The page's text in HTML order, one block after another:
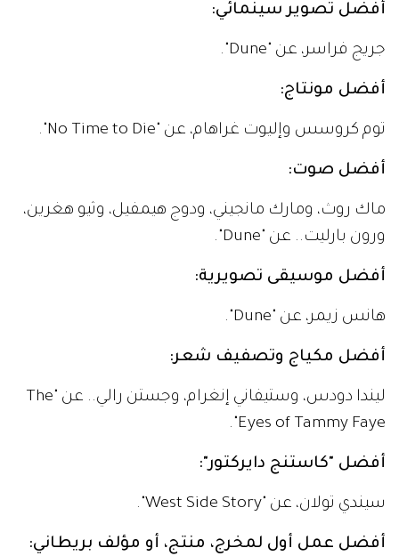
أفضل تصوير سينمائي:
جريج فراسر، عن "Dune".
أفضل مونتاج:
توم كروسس وإليوت غراهام، عن "No Time to Die".
أفضل صوت:
ماك روث، ومارك مانجيني، ودوج هيمفيل، وثيو هغرين،
ورون بارليت.. عن "Dune".
أفضل موسيقى تصويرية:
هانس زيمر، عن "Dune".
أفضل مكياج وتصفيف شعر:
ليندا دودس، وستيفاني إنغرام، وجستن رالي.. عن "The
Eyes of Tammy Faye".
أفضل "كاستنج دايركتور":
سيندي تولان، عن "West Side Story".
أفضل عمل أول لمخرج، منتج، أو مؤلف بريطاني: